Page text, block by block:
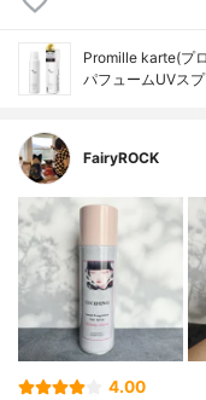
Promille karte(プ
パフュームUVス
FairyROCK
4.00